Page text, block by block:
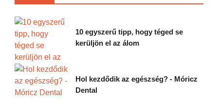
10 egyszerű tipp, hogy téged se
kerüljön el az álom
Hol kezdődik az egészség? - Móricz
Dental